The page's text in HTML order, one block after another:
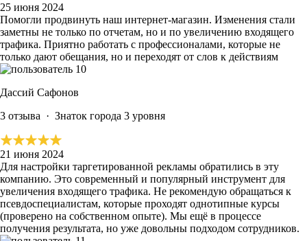
25 июня 2024
Помогли продвинуть наш интернет-магазин. Изменения стали
заметны не только по отчетам, но и по увеличению входящего
трафика. Приятно работать с профессионалами, которые не
только дают обещания, но и переходят от слов к действиям
Дассий Сафонов
3 отзыва · Знаток города 3 уровня
21 июня 2024
Для настройки таргетированной рекламы обратились в эту
компанию. Это современный и популярный инструмент для
увеличения входящего трафика. Не рекомендую обращаться к
псевдоспециалистам, которые проходят однотипные курсы
(проверено на собственном опыте). Мы ещё в процессе
получения результата, но уже довольны подходом сотрудников.